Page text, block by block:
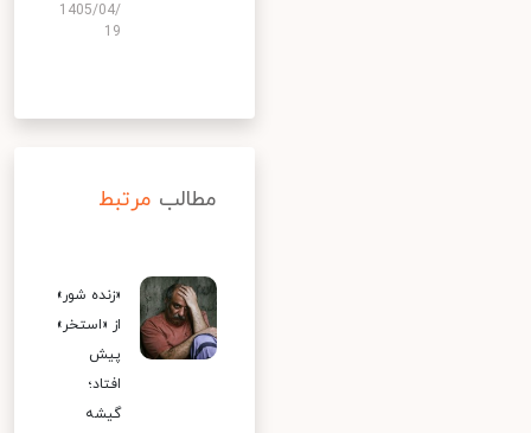
1405/04/
19
مطالب مرتبط
«زنده شور»
از «استخر»
پیش
افتاد؛
گیشه